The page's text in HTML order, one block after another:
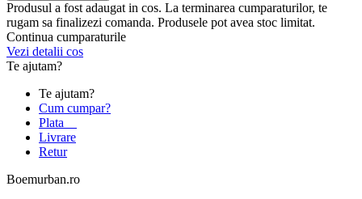
Produsul a fost adaugat in cos. La terminarea cumparaturilor, te
rugam sa finalizezi comanda. Produsele pot avea stoc limitat.
Continua cumparaturile
Vezi detalii cos
Te ajutam?
Te ajutam?
Cum cumpar?
Plata
Livrare
Retur
Boemurban.ro